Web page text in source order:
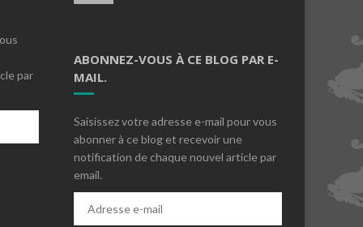
par
ABONNEZ-VOUS À CE BLOG PAR E-
MAIL.
Saisissez votre adresse e-mail pour vous
abonner à ce blog et recevoir une
notification de chaque nouvel article par
email.